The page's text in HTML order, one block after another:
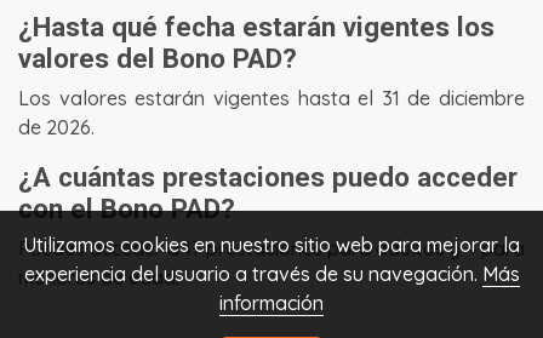
¿Hasta qué fecha estarán vigentes los
valores del Bono PAD?
Los valores estarán vigentes hasta el 31 de diciembre
de 2026.
¿A cuántas prestaciones puedo acceder
con el Bono PAD?
Puedes acceder a 17 prestaciones para adultos y 4 para
menores de edad.
Utilizamos cookies en nuestro sitio web para mejorar la
experiencia del usuario a través de su navegación. Más
información